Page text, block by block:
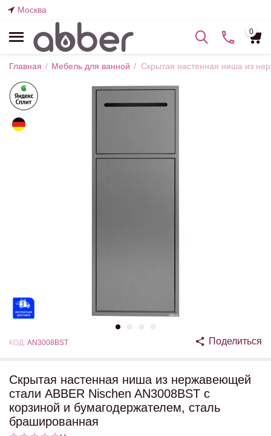
Москва
0
Главная / Мебель для ванной / Скрытая настенная ниша из
КОД: AN3008BST Поделиться
Скрытая настенная ниша из нержавеющей
стали ABBER Nischen AN3008BST с
корзиной и бумагодержателем, сталь
брашированная